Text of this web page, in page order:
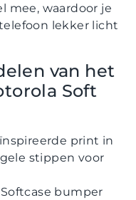
mee, waardoor je
lekker licht
van het
Soft
print in
stippen voor
bumper